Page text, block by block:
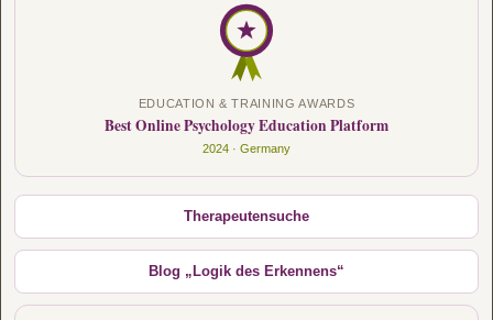
EDUCATION & TRAINING AWARDS
Best Online Psychology Education Platform
2024 · Germany
Therapeutensuche
Blog „Logik des Erkennens“